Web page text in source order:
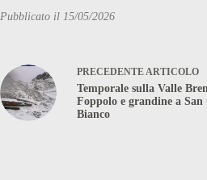
Pubblicato il 15/05/2026
PRECEDENTEARTICOLO
Temporale sulla Valle
Foppolo e grandine a
Bianco